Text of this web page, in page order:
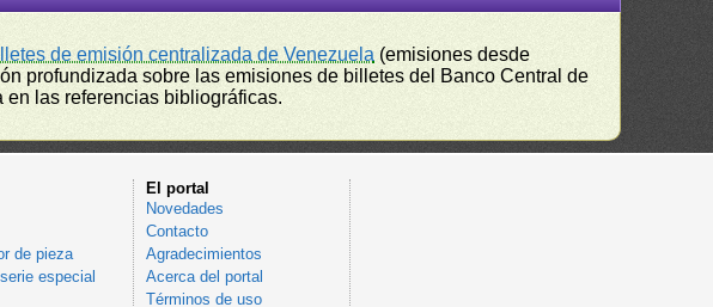
de emisión centralizada de Venezuela (emisiones desde
profundizada sobre las emisiones de billetes del Banco Central de
las referencias bibliográficas.
de pieza
especial
El portal
Novedades
Contacto
Agradecimientos
Acerca del portal
Términos de uso